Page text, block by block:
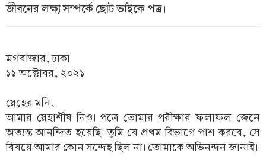
জীবনের লক্ষ্য সম্পর্কে ছোট ভাইকে পত্র।
মগবাজার, ঢাকা
১১ অক্টোবর, ২০২১
স্নেহের মনি,
আমার স্নেহাশীষ নিও। পত্রে তোমার পরীক্ষার ফলাফল জেনে
অত্যন্ত আনন্দিত হয়েছি। তুমি যে প্রথম বিভাগে পাশ করবে, সে
বিষয়ে আমার কোন সন্দেহ ছিল না। তোমাকে অভিনন্দন জানাই।